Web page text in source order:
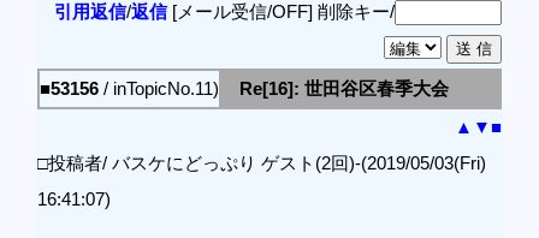
引用返信/返信[メール受信/OFF] 削除キー/
■53156 / inTopicNo.11)
Re[16]: 世田谷区春季大会
▲ ▼■
□投稿者/ バスケにどっぷり ゲスト(2回)-(2019/05/03(Fri)
16:41:07)